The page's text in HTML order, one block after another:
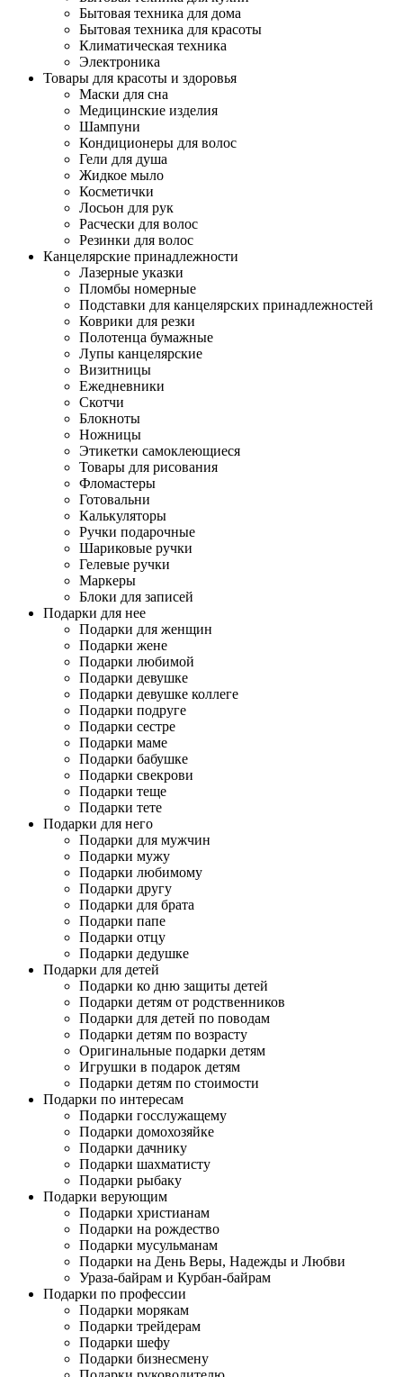
Бытовая техника для дома
Бытовая техника для красоты
Климатическая техника
Электроника
Товары для красоты и здоровья
Маски для сна
Медицинские изделия
Шампуни
Кондиционеры для волос
Гели для душа
Жидкое мыло
Косметички
Лосьон для рук
Расчески для волос
Резинки для волос
Канцелярские принадлежности
Лазерные указки
Пломбы номерные
Подставки для канцелярских принадлежностей
Коврики для резки
Полотенца бумажные
Лупы канцелярские
Визитницы
Ежедневники
Скотчи
Блокноты
Ножницы
Этикетки самоклеющиеся
Товары для рисования
Фломастеры
Готовальни
Калькуляторы
Ручки подарочные
Шариковые ручки
Гелевые ручки
Маркеры
Блоки для записей
Подарки для нее
Подарки для женщин
Подарки жене
Подарки любимой
Подарки девушке
Подарки девушке коллеге
Подарки подруге
Подарки сестре
Подарки маме
Подарки бабушке
Подарки свекрови
Подарки теще
Подарки тете
Подарки для него
Подарки для мужчин
Подарки мужу
Подарки любимому
Подарки другу
Подарки для брата
Подарки папе
Подарки отцу
Подарки дедушке
Подарки для детей
Подарки ко дню защиты детей
Подарки детям от родственников
Подарки для детей по поводам
Подарки детям по возрасту
Оригинальные подарки детям
Игрушки в подарок детям
Подарки детям по стоимости
Подарки по интересам
Подарки госслужащему
Подарки домохозяйке
Подарки дачнику
Подарки шахматисту
Подарки рыбаку
Подарки верующим
Подарки христианам
Подарки на рождество
Подарки мусульманам
Подарки на День Веры, Надежды и Любви
Ураза-байрам и Курбан-байрам
Подарки по профессии
Подарки морякам
Подарки трейдерам
Подарки шефу
Подарки бизнесмену